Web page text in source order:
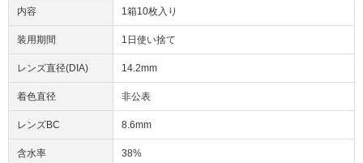
内容 1箱10枚入り
装用期間 1日使い捨て
レンズ直径(DIA) 14.2mm
着色直径 非公表
レンズBC 8.6mm
含水率 38%